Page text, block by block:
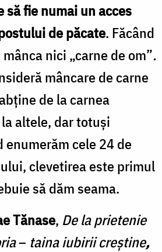
să fie numai un acces
de păcate. Făcând
nici „carne de om”.
mâncare de carne
de la carnea
altele, dar totuși
enumerăm cele 24 de
clevetirea este primul
să dăm seama.
Tănase, De la prietenie
– taina iubirii creștine,